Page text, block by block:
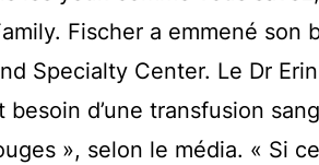
Fischer a emmené son
Specialty Center. Le Dr
d’une transfusion
», selon le média. « Si